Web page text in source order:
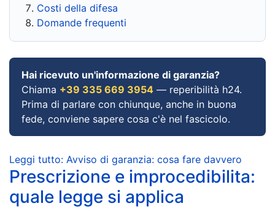
Costi della difesa
Domande frequenti
Hai ricevuto un'informazione di garanzia?
Chiama +39 335 669 3954 — reperibilità h24.
Prima di parlare con chiunque, anche in buona
fede, conviene sapere cosa c'è nel fascicolo.
Leggi tutto: Avviso di garanzia: cosa fare davvero
Prescrizione e improcedibilita:
quale legge si applica